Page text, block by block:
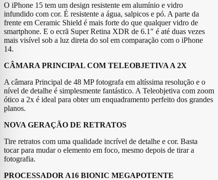
O iPhone 15 tem um design resistente em alumínio e vidro
infundido com cor. É resistente a água, salpicos e pó. A parte da
frente em Ceramic Shield é mais forte do que qualquer vidro de
smartphone. E o ecrã Super Retina XDR de 6.1″ é até duas vezes
mais visível sob a luz direta do sol em comparação com o iPhone
14.
CÂMARA PRINCIPAL COM TELEOBJETIVA A 2X
A câmara Principal de 48 MP fotografa em altíssima resolução e o
nível de detalhe é simplesmente fantástico. A Teleobjetiva com zoom
ótico a 2x é ideal para obter um enquadramento perfeito dos grandes
planos.
NOVA GERAÇÃO DE RETRATOS
Tire retratos com uma qualidade incrível de detalhe e cor. Basta
tocar para mudar o elemento em foco, mesmo depois de tirar a
fotografia.
PROCESSADOR A16 BIONIC MEGAPOTENTE